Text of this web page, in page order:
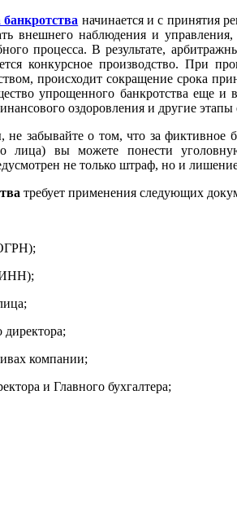
начинается и с принятия
внешнего наблюдения и
процесса. В результате,
конкурсное производство. При
происходит сокращение срока
упрощенного банкротства еще и
оздоровления и другие
забывайте о том, что за фиктивное
лица) вы можете понести
не только штраф, но и
требует применения следующих
компании;
и Главного бухгалтера;